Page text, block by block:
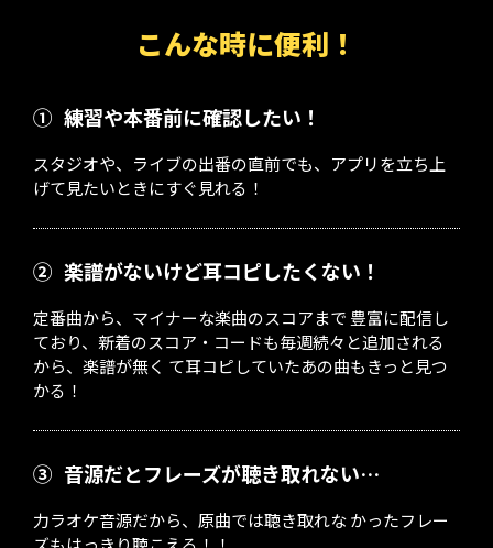
こんな時に便利！
① 練習や本番前に確認したい！
スタジオや、ライブの出番の直前でも、アプリを立ち上
げて見たいときにすぐ見れる！
② 楽譜がないけど耳コピしたくない！
定番曲から、マイナーな楽曲のスコアまで 豊富に配信し
ており、新着のスコア・コードも毎週続々と追加される
から、楽譜が無く て耳コピしていたあの曲もきっと見つ
かる！
③ 音源だとフレーズが聴き取れない…
力ラオケ音源だから、原曲では聴き取れな かったフレー